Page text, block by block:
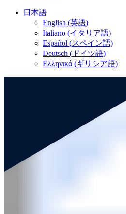
日本語
English (英語)
Italiano (イタリア語)
Español (スペイン語)
Deutsch ( ドイツ語)
Ελληνικά (ギリシア語)